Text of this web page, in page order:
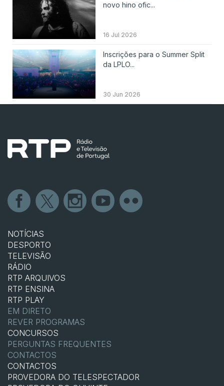
novo hino ofic...
16 Jul 2026
Inscrições para o Summer Split
da LPLO...
30 Jun 2026
NOTÍCIAS
DESPORTO
TELEVISÃO
RÁDIO
RTP ARQUIVOS
RTP ENSINA
RTP PLAY
EM DIRETO
REVER PROGRAMAS
CONCURSOS
PERGUNTAS FREQUENTES
CONTACTOS
CONTACTOS
PROVEDORA DO TELESPECTADOR